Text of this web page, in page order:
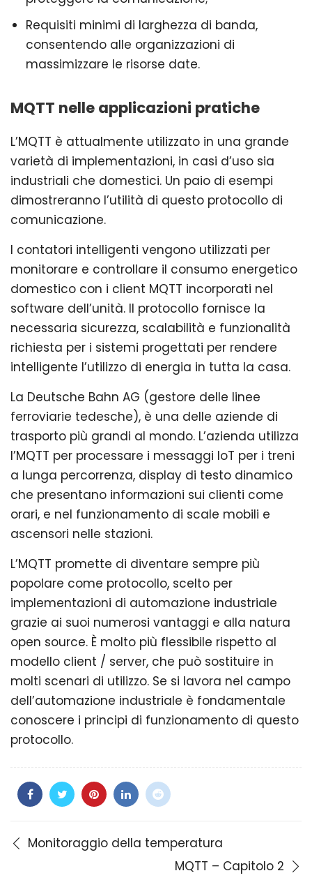
Requisiti minimi di larghezza di banda,
consentendo alle organizzazioni di
massimizzare le risorse date.
MQTT nelle applicazioni pratiche
L’MQTT è attualmente utilizzato in una grande
varietà di implementazioni, in casi d’uso sia
industriali che domestici. Un paio di esempi
dimostreranno l’utilità di questo protocollo di
comunicazione.
I contatori intelligenti vengono utilizzati per
monitorare e controllare il consumo energetico
domestico con i client MQTT incorporati nel
software dell’unità. Il protocollo fornisce la
necessaria sicurezza, scalabilità e funzionalità
richiesta per i sistemi progettati per rendere
intelligente l’utilizzo di energia in tutta la casa.
La Deutsche Bahn AG (gestore delle linee
ferroviarie tedesche), è una delle aziende di
trasporto più grandi al mondo. L’azienda utilizza
l’MQTT per processare i messaggi IoT per i treni
a lunga percorrenza, display di testo dinamico
che presentano informazioni sui clienti come
orari, e nel funzionamento di scale mobili e
ascensori nelle stazioni.
L’MQTT promette di diventare sempre più
popolare come protocollo, scelto per
implementazioni di automazione industriale
grazie ai suoi numerosi vantaggi e alla natura
open source. È molto più flessibile rispetto al
modello client / server, che può sostituire in
molti scenari di utilizzo. Se si lavora nel campo
dell’automazione industriale è fondamentale
conoscere i principi di funzionamento di questo
protocollo.
Monitoraggio della temperatura
MQTT – Capitolo 2